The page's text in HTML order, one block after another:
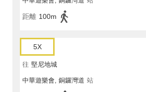
距離 100m
5X
往 堅尼地城
中華遊樂會, 銅鑼灣道 站